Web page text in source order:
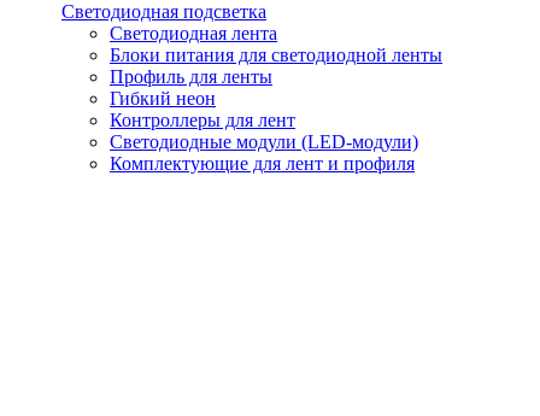
Светодиодная подсветка
Светодиодная лента
Блоки питания для светодиодной ленты
Профиль для ленты
Гибкий неон
Контроллеры для лент
Светодиодные модули (LED-модули)
Комплектующие для лент и профиля